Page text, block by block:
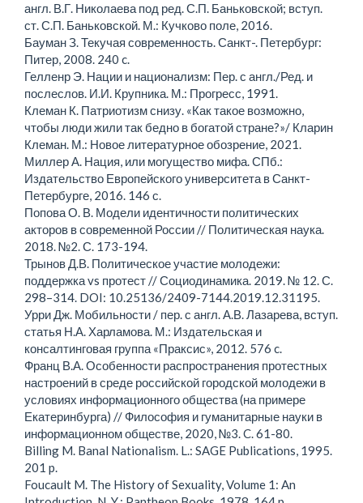
англ. В.Г. Николаева под ред. С.П. Баньковской; вступ.
ст. С.П. Баньковской. М.: Кучково поле, 2016.
Бауман З. Текучая современность. Санкт-. Петербург:
Питер, 2008. 240 c.
Гелленр Э. Нации и национализм: Пер. с англ./Ред. и
послеслов. И.И. Крупника. М.: Прогресс, 1991.
Клеман К. Патриотизм снизу. «Как такое возможно,
чтобы люди жили так бедно в богатой стране?»/ Кларин
Клеман. М.: Новое литературное обозрение, 2021.
Миллер А. Нация, или могущество мифа. СПб.:
Издательство Европейского университета в Санкт-
Петербурге, 2016. 146 с.
Попова О. В. Модели идентичности политических
акторов в современной России // Политическая наука.
2018. №2. С. 173-194.
Трынов Д.В. Политическое участие молодежи:
поддержка vs протест // Социодинамика. 2019. № 12. С.
298–314. DOI: 10.25136/2409-7144.2019.12.31195.
Урри Дж. Мобильности / пер. с англ. А.В. Лазарева, вступ.
статья Н.А. Харламова. М.: Издательская и
консалтинговая группа «Праксис», 2012. 576 c.
Франц В.А. Особенности распространения протестных
настроений в среде российской городской молодежи в
условиях информационного общества (на примере
Екатеринбурга) // Философия и гуманитарные науки в
информационном обществе, 2020, №3. C. 61-80.
Billing M. Banal Nationalism. L.: SAGE Publications, 1995.
201 p.
Foucault M. The History of Sexuality, Volume 1: An